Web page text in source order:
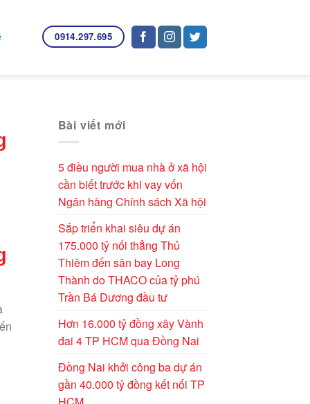
0914.297.695
Bài viết mới
5 điều người mua nhà ở xã hội
cần biết trước khi vay vốn
Ngân hàng Chính sách Xã hội
Sắp triển khai siêu dự án
175.000 tỷ nối thẳng Thủ
Thiêm đến sân bay Long
Thành do THACO của tỷ phú
Trần Bá Dương đầu tư
Hơn 16.000 tỷ đồng xây Vành
đai 4 TP HCM qua Đồng Nai
Đồng Nai khởi công ba dự án
gần 40.000 tỷ đồng kết nối TP